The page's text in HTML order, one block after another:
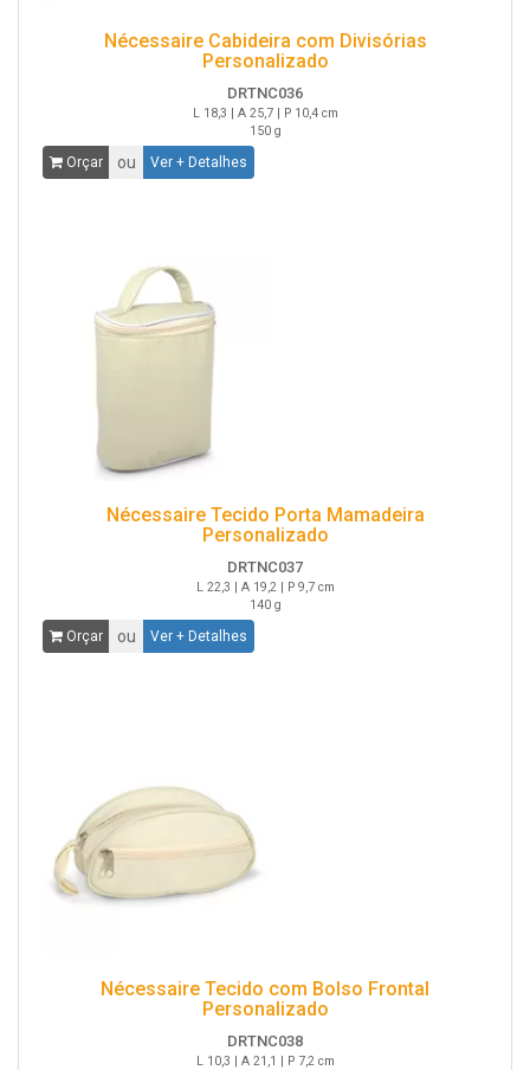
Nécessaire Cabideira com Divisórias
Personalizado
DRTNC036
L 18,3 | A 25,7 | P 10,4 cm
150 g
Orçar ou Ver + Detalhes
Nécessaire Tecido Porta Mamadeira
Personalizado
DRTNC037
L 22,3 | A 19,2 | P 9,7 cm
140 g
Orçar ou Ver + Detalhes
Nécessaire Tecido com Bolso Frontal
Personalizado
DRTNC038
L 10,3 | A 21,1 | P 7,2 cm